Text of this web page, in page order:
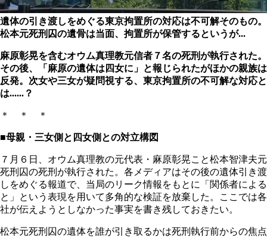
遺体の引き渡しをめぐる東京拘置所の対応は不可解そのもの。
松本元死刑囚の遺骨は当面、拘置所が保管するというが...
麻原彰晃を含むオウム真理教元信者７名の死刑が執行された。
その後、「麻原の遺体は四女に」と報じられたがほかの親族は
反発。 次女や三女が疑問視する、東京拘置所の不可解な対応と
は......？
＊ ＊ ＊
■母親・三女側と四女側との対立構図
７月６日、オウム真理教の元代表・麻原彰晃こと松本智津夫元
死刑囚の死刑が執行された。各メディアはその後の遺体引き渡
しをめぐる報道で、当局のリーク情報をもとに「関係者による
と」という表現を用いて多角的な検証を放棄した。ここでは各
社が伝えようとしなかった事実を書き残しておきたい。
松本元死刑囚の遺体を誰が引き取るかは死刑執行前からの焦点